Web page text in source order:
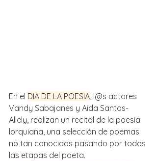
En el DIA DE LA POESIA, l@s actores
Vandy Sabajanes y Aida Santos-
Allely, realizan un recital de la poesia
lorquiana, una selección de poemas
no tan conocidos pasando por todas
las etapas del poeta.